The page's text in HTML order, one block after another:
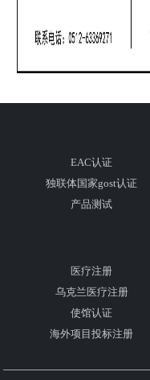
EAC认证
独联体国家gost认证
产品测试
医疗注册
乌克兰医疗注册
使馆认证
海外项目投标注册